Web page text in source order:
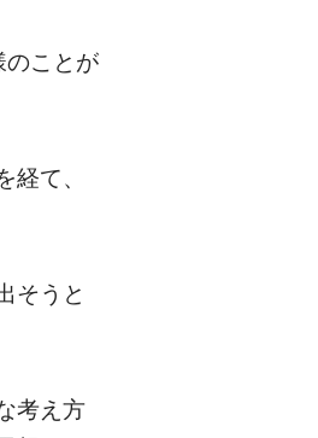
のことが
経て、
そうと
考え方